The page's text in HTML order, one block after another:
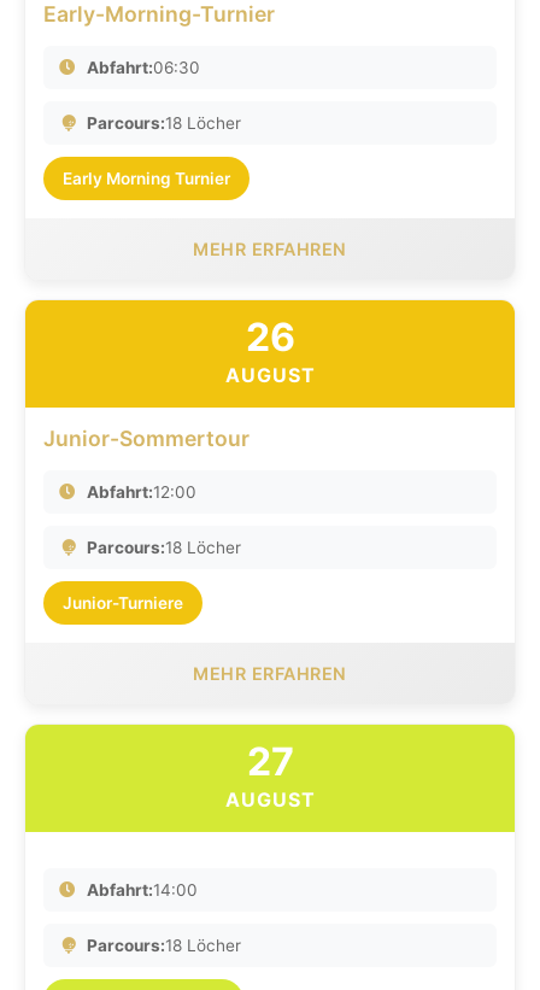
Early-Morning-Turnier
Abfahrt:06:30
Parcours:18 Löcher
Early Morning Turnier
MEHR ERFAHREN
26
AUGUST
Junior-Sommertour
Abfahrt:12:00
Parcours:18 Löcher
Junior-Turniere
MEHR ERFAHREN
27
AUGUST
Abfahrt:14:00
Parcours:18 Löcher